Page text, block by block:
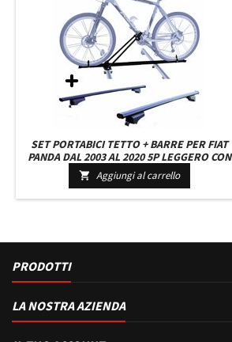
SET PORTABICI TETTO + BARRE PER FIAT
PANDA DAL 2003 AL 2020 5P LEGGERO CON
CHIAVE BARRE 127 CM + KIT ATTACCHI
MONTAGGIO FACILE
 Aggiungi al carrello
PRODOTTI
LA NOSTRA AZIENDA